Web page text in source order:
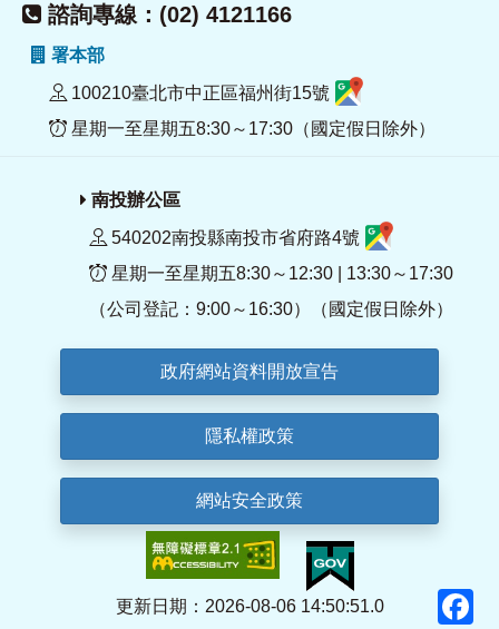
諮詢專線：(02) 4121166
署本部
100210臺北市中正區福州街15號
星期一至星期五8:30～17:30（國定假日除外）
南投辦公區
540202南投縣南投市省府路4號
星期一至星期五8:30～12:30 | 13:30～17:30
（公司登記：9:00～16:30）（國定假日除外）
政府網站資料開放宣告
隱私權政策
網站安全政策
更新日期：2026-08-06 14:50:51.0